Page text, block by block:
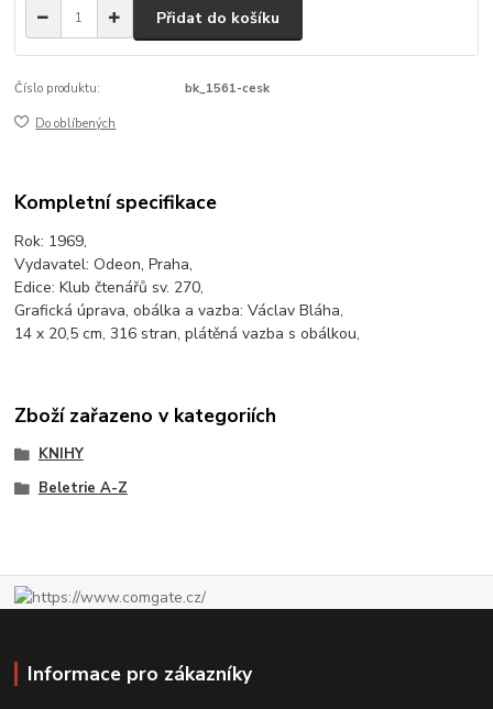
Přidat do košíku
Číslo produktu: bk_1561-cesk
Do oblíbených
Kompletní specifikace
Rok: 1969,
Vydavatel: Odeon, Praha,
Edice: Klub čtenářů sv. 270,
Grafická úprava, obálka a vazba: Václav Bláha,
14 x 20,5 cm, 316 stran, plátěná vazba s obálkou,
Zboží zařazeno v kategoriích
KNIHY
Beletrie A-Z
Informace pro zákazníky